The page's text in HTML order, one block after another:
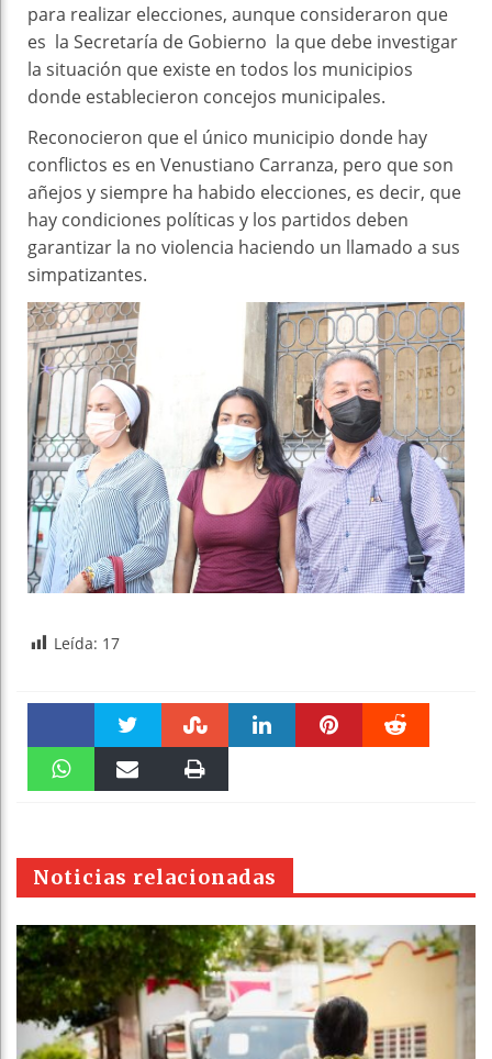
para realizar elecciones, aunque consideraron que
es la Secretaría de Gobierno la que debe investigar
la situación que existe en todos los municipios
donde establecieron concejos municipales.
Reconocieron que el único municipio donde hay
conflictos es en Venustiano Carranza, pero que son
añejos y siempre ha habido elecciones, es decir, que
hay condiciones políticas y los partidos deben
garantizar la no violencia haciendo un llamado a sus
simpatizantes.
Leída: 17
Faceboo Twitter Stumble
pt
Noticias relacionadas